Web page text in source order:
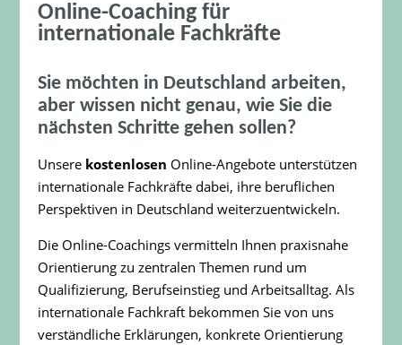
Online-Coaching für
internationale Fachkräfte
Sie möchten in Deutschland arbeiten,
aber wissen nicht genau, wie Sie die
nächsten Schritte gehen sollen?
Unsere kostenlosen Online-Angebote unterstützen
internationale Fachkräfte dabei, ihre beruflichen
Perspektiven in Deutschland weiterzuentwickeln.
Die Online-Coachings vermitteln Ihnen praxisnahe
Orientierung zu zentralen Themen rund um
Qualifizierung, Berufseinstieg und Arbeitsalltag. Als
internationale Fachkraft bekommen Sie von uns
verständliche Erklärungen, konkrete Orientierung